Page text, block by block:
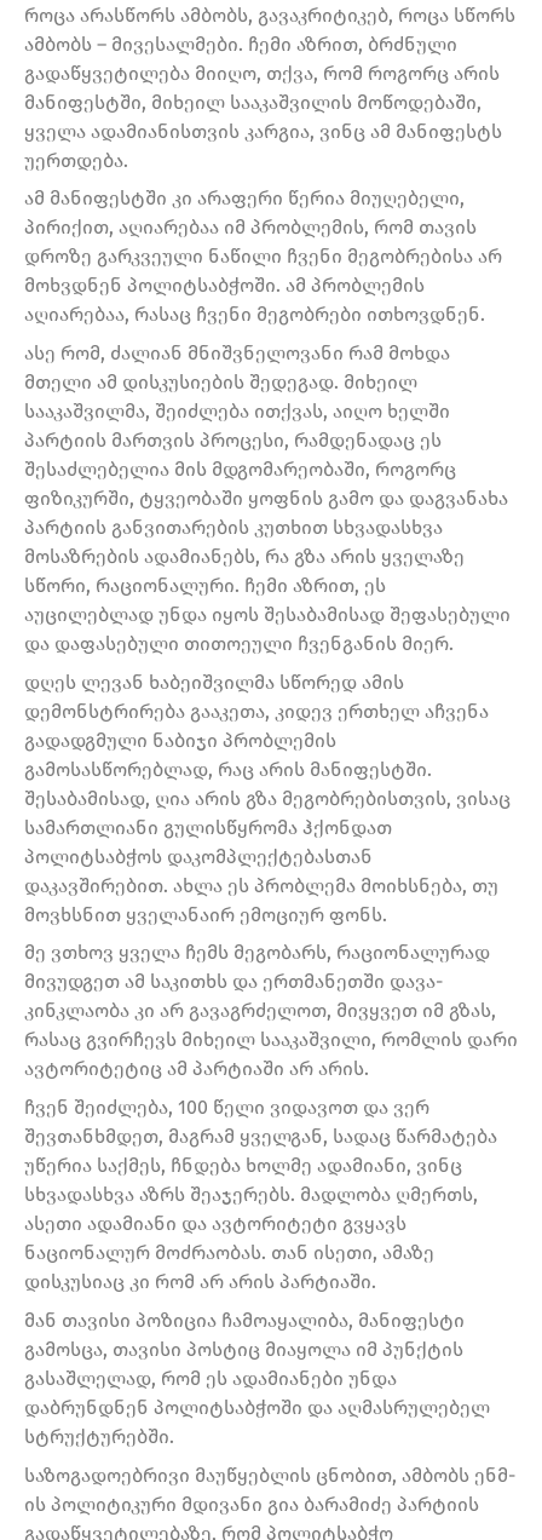
როცა არასწორს ამბობს, გავაკრიტიკებ, როცა სწორს
ამბობს – მივესალმები. ჩემი აზრით, ბრძნული
გადაწყვეტილება მიიღო, თქვა, რომ როგორც არის
მანიფესტში, მიხეილ სააკაშვილის მოწოდებაში,
ყველა ადამიანისთვის კარგია, ვინც ამ მანიფესტს
უერთდება.
ამ მანიფესტში კი არაფერი წერია მიუღებელი,
პირიქით, აღიარებაა იმ პრობლემის, რომ თავის
დროზე გარკვეული ნაწილი ჩვენი მეგობრებისა არ
მოხვდნენ პოლიტსაბჭოში. ამ პრობლემის
აღიარებაა, რასაც ჩვენი მეგობრები ითხოვდნენ.
ასე რომ, ძალიან მნიშვნელოვანი რამ მოხდა
მთელი ამ დისკუსიების შედეგად. მიხეილ
სააკაშვილმა, შეიძლება ითქვას, აიღო ხელში
პარტიის მართვის პროცესი, რამდენადაც ეს
შესაძლებელია მის მდგომარეობაში, როგორც
ფიზიკურში, ტყვეობაში ყოფნის გამო და დაგვანახა
პარტიის განვითარების კუთხით სხვადასხვა
მოსაზრების ადამიანებს, რა გზა არის ყველაზე
სწორი, რაციონალური. ჩემი აზრით, ეს
აუცილებლად უნდა იყოს შესაბამისად შეფასებული
და დაფასებული თითოეული ჩვენგანის მიერ.
დღეს ლევან ხაბეიშვილმა სწორედ ამის
დემონსტრირება გააკეთა, კიდევ ერთხელ აჩვენა
გადადგმული ნაბიჯი პრობლემის
გამოსასწორებლად, რაც არის მანიფესტში.
შესაბამისად, ღია არის გზა მეგობრებისთვის, ვისაც
სამართლიანი გულისწყრომა ჰქონდათ
პოლიტსაბჭოს დაკომპლექტებასთან
დაკავშირებით. ახლა ეს პრობლემა მოიხსნება, თუ
მოვხსნით ყველანაირ ემოციურ ფონს.
მე ვთხოვ ყველა ჩემს მეგობარს, რაციონალურად
მივუდგეთ ამ საკითხს და ერთმანეთში დავა-
კინკლაობა კი არ გავაგრძელოთ, მივყვეთ იმ გზას,
რასაც გვირჩევს მიხეილ სააკაშვილი, რომლის დარი
ავტორიტეტიც ამ პარტიაში არ არის.
ჩვენ შეიძლება, 100 წელი ვიდავოთ და ვერ
შევთანხმდეთ, მაგრამ ყველგან, სადაც წარმატება
უწერია საქმეს, ჩნდება ხოლმე ადამიანი, ვინც
სხვადასხვა აზრს შეაჯერებს. მადლობა ღმერთს,
ასეთი ადამიანი და ავტორიტეტი გვყავს
ნაციონალურ მოძრაობას. თან ისეთი, ამაზე
დისკუსიაც კი რომ არ არის პარტიაში.
მან თავისი პოზიცია ჩამოაყალიბა, მანიფესტი
გამოსცა, თავისი პოსტიც მიაყოლა იმ პუნქტის
გასაშლელად, რომ ეს ადამიანები უნდა
დაბრუნდნენ პოლიტსაბჭოში და აღმასრულებელ
სტრუქტურებში.
საზოგადოებრივი მაუწყებლის ცნობით, ამბობს ენმ-
ის პოლიტიკური მდივანი გია ბარამიძე პარტიის
გადაწყვეტილებაზე, რომ პოლიტსაბჭო